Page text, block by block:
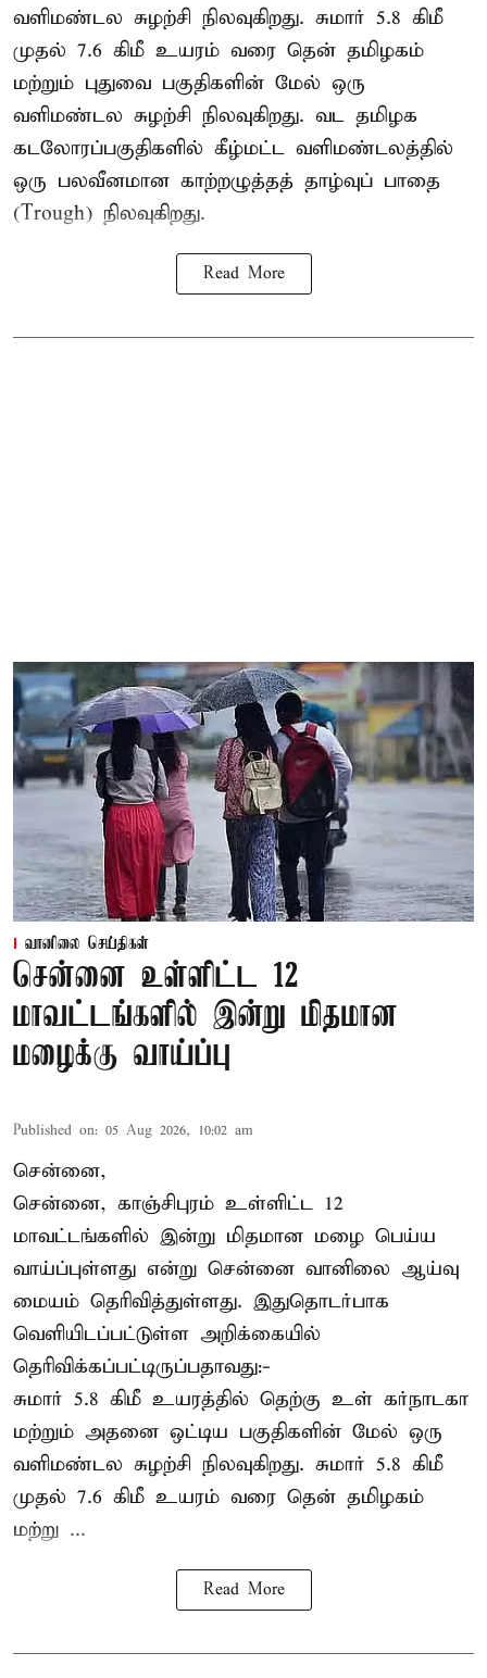
வளிமண்டல சுழற்சி நிலவுகிறது. சுமார் 5.8 கிமீ
முதல் 7.6 கிமீ உயரம் வரை தென் தமிழகம்
மற்றும் புதுவை பகுதிகளின் மேல் ஒரு
வளிமண்டல சுழற்சி நிலவுகிறது. வட தமிழக
கடலோரப்பகுதிகளில் கீழ்மட்ட வளிமண்டலத்தில்
ஒரு பலவீனமான காற்றழுத்தத் தாழ்வுப் பாதை
(Trough) நிலவுகிறது.
Read More
வானிலை செய்திகள்
சென்னை உள்ளிட்ட 12
மாவட்டங்களில் இன்று மிதமான
மழைக்கு வாய்ப்பு
Published on: 05 Aug 2026, 10:02 am
சென்னை,
சென்னை, காஞ்சிபுரம் உள்ளிட்ட 12
மாவட்டங்களில் இன்று மிதமான மழை பெய்ய
வாய்ப்புள்ளது என்று சென்னை வானிலை ஆய்வு
மையம் தெரிவித்துள்ளது. இதுதொடர்பாக
வெளியிடப்பட்டுள்ள அறிக்கையில்
தெரிவிக்கப்பட்டிருப்பதாவது:-
சுமார் 5.8 கிமீ உயரத்தில் தெற்கு உள் கர்நாடகா
மற்றும் அதனை ஒட்டிய பகுதிகளின் மேல் ஒரு
வளிமண்டல சுழற்சி நிலவுகிறது. சுமார் 5.8 கிமீ
முதல் 7.6 கிமீ உயரம் வரை தென் தமிழகம்
மற்று ...
Read More